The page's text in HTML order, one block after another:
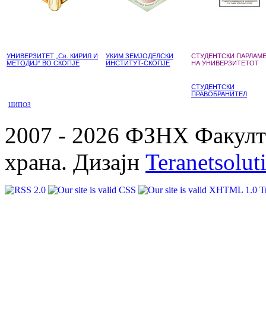
УНИВЕРЗИТЕТ „Св. КИРИЛ И
МЕТОДИЈ“ ВО СКОПЈЕ
УКИМ ЗЕМЈОДЕЛСКИ
ИНСТИТУТ-СКОПЈЕ
СТУДЕНТСКИ
НА УНИВЕРЗИТЕТОТ
СТУДЕНТСКИ
ПРАВОБРАНИТЕЛ
ЦИПОЗ
2007 - 2026 ФЗНХ
храна. Дизајн